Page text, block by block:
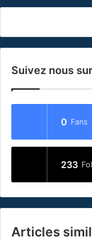
Suivez nous
0 Fans
233
Articles